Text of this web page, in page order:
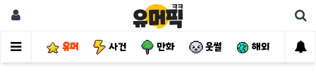
유머 사건 만화 웃썰 해외 핫